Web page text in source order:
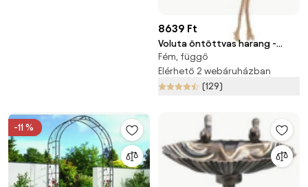
8639 Ft
Voluta öntöttvas harang -
Esschert Design
Fém, függő
Elérhető 2 webáruházban
(129)
-11 %